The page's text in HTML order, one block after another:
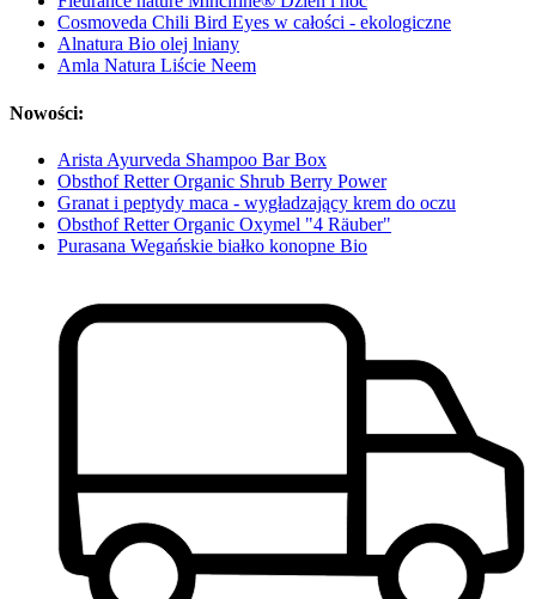
Cosmoveda Chili Bird Eyes w całości - ekologiczne
Alnatura Bio olej lniany
Amla Natura Liście Neem
Nowości:
Arista Ayurveda Shampoo Bar Box
Obsthof Retter Organic Shrub Berry Power
Granat i peptydy maca - wygładzający krem do oczu
Obsthof Retter Organic Oxymel "4 Räuber"
Purasana Wegańskie białko konopne Bio